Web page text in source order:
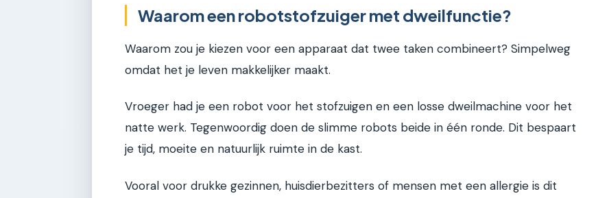
Waarom een robotstofzuiger met dweilfunctie?
Waarom zou je kiezen voor een apparaat dat twee taken combineert? Simpelweg
omdat het je leven makkelijker maakt.
Vroeger had je een robot voor het stofzuigen en een losse dweilmachine voor het
natte werk. Tegenwoordig doen de slimme robots beide in één ronde. Dit bespaart
je tijd, moeite en natuurlijk ruimte in de kast.
Vooral voor drukke gezinnen, huisdierbezitters of mensen met een allergie is dit